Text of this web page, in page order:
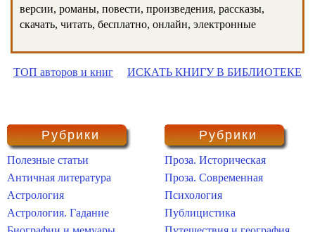
версии, романы, повести, произведения, рассказы,
скачать, читать, бесплатно, онлайн, электронные
ТОП авторов и книг ИСКАТЬ КНИГУ В БИБЛИОТЕКЕ
Рубрики
Полезные статьи
Античная литература
Астрология
Астрология. Гадание
Рубрики
Проза. Историческая
Проза. Современная
Психология
Публицистика